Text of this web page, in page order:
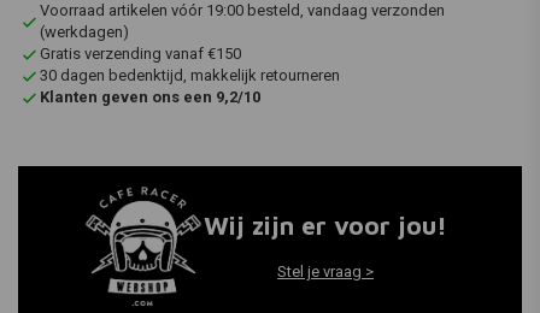
Voorraad artikelen vóór 19:00 besteld, vandaag verzonden
(werkdagen)
Gratis verzending vanaf €150
30 dagen bedenktijd, makkelijk retourneren
Klanten geven ons een 9,2/10
Wij zijn er voor jou!
Stel je vraag >